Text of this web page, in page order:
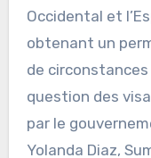
Occidental et
obtenant un
de circonstances
question des
par le
Yolanda Diaz,